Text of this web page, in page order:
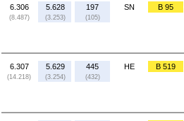
6.306
(8.487)
5.628
(3.253)
197
(105)
SN B 95
6.307
(14.218)
5.629
(3.254)
445
(432)
HE B 519